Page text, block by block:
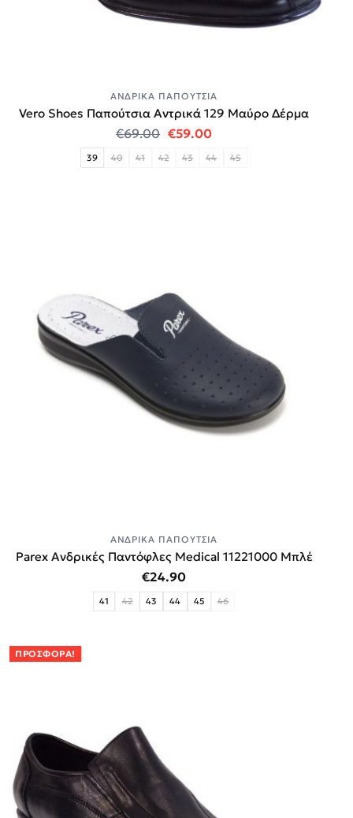
ΑΝΔΡΙΚΆ ΠΑΠΟΎΤΣΙΑ
Vero Shoes Παπούτσια Αντρικά 129 Μαύρο Δέρμα
€69.00 Original price was: €69.00.
€59.00Η τρέχουσα τιμή
39 40 41 42 43 44 45
ΑΝΔΡΙΚΆ ΠΑΠΟΎΤΣΙΑ
Parex Ανδρικές Παντόφλες Medical 11221000 Μπλέ
€24.90
41 42 43 44 45 46
ΠΡΟΣΦΟΡΆ!